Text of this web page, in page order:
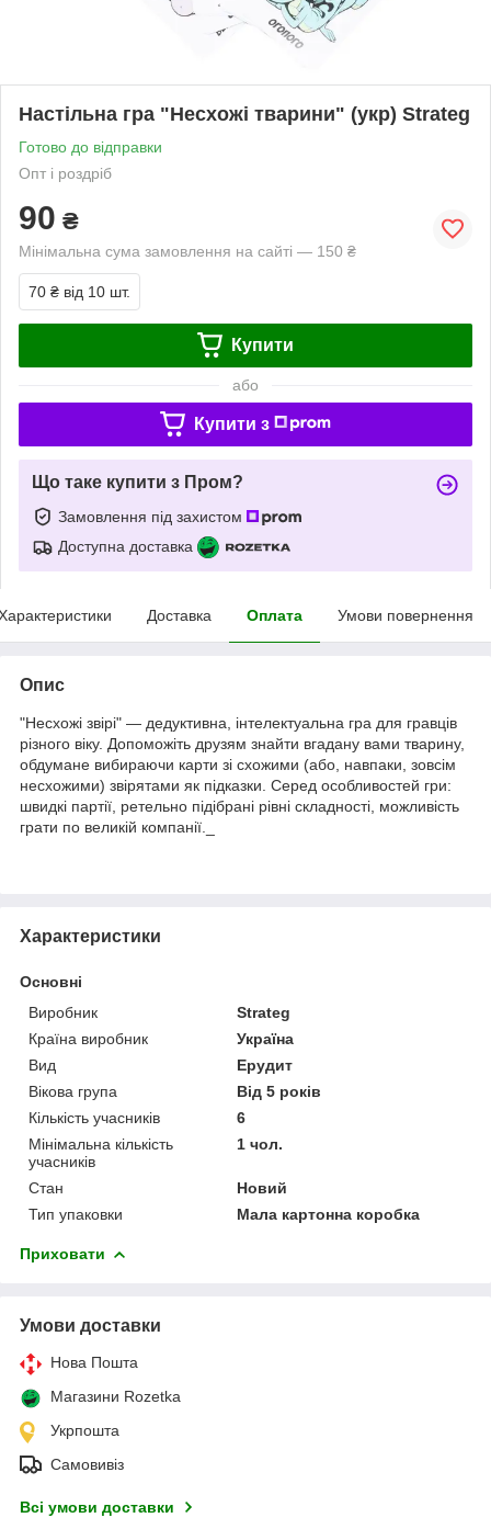
Настільна гра "Несхожі тварини" (укр) Strateg
Готово до відправки
Опт і роздріб
90 ₴
Мінімальна сума замовлення на сайті — 150 ₴
70 ₴ від 10 шт.
Купити
або
Купити з
Що таке купити з Пром?
Замовлення під захистом
Доступна доставка
Доставка Оплата Умови повернення
Опис
"Несхожі звірі" — дедуктивна, інтелектуальна гра для гравців
різного віку. Допоможіть друзям знайти вгадану вами тварину,
обдумане вибираючи карти зі схожими (або, навпаки, зовсім
несхожими) звірятами як підказки. Серед особливостей гри:
швидкі партії, ретельно підібрані рівні складності, можливість
грати по великій компанії._
Характеристики
Основні
Виробник
Strateg
Країна виробник
Україна
Вид
Ерудит
Вікова група
Від 5 років
Кількість учасників
6
Мінімальна кількість
учасників
1 чол.
Стан
Новий
Тип упаковки
Мала картонна коробка
Приховати
Умови доставки
Нова Пошта
Магазини Rozetka
Укрпошта
Самовивіз
Всі умови доставки